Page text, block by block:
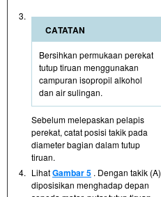
3.
CATATAN
Bersihkan permukaan perekat
tutup tiruan menggunakan
campuran isopropil alkohol
dan air sulingan.
Sebelum melepaskan pelapis
perekat, catat posisi takik pada
diameter bagian dalam tutup
tiruan.
4. LihatGambar 5 . Dengan takik (A)
diposisikan menghadap depan